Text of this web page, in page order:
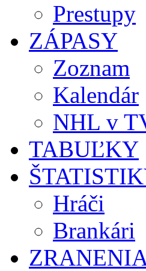
Prestupy
ZÁPASY
Zoznam
Kalendár
NHL v
TABUĽKY
Hráči
Brankári